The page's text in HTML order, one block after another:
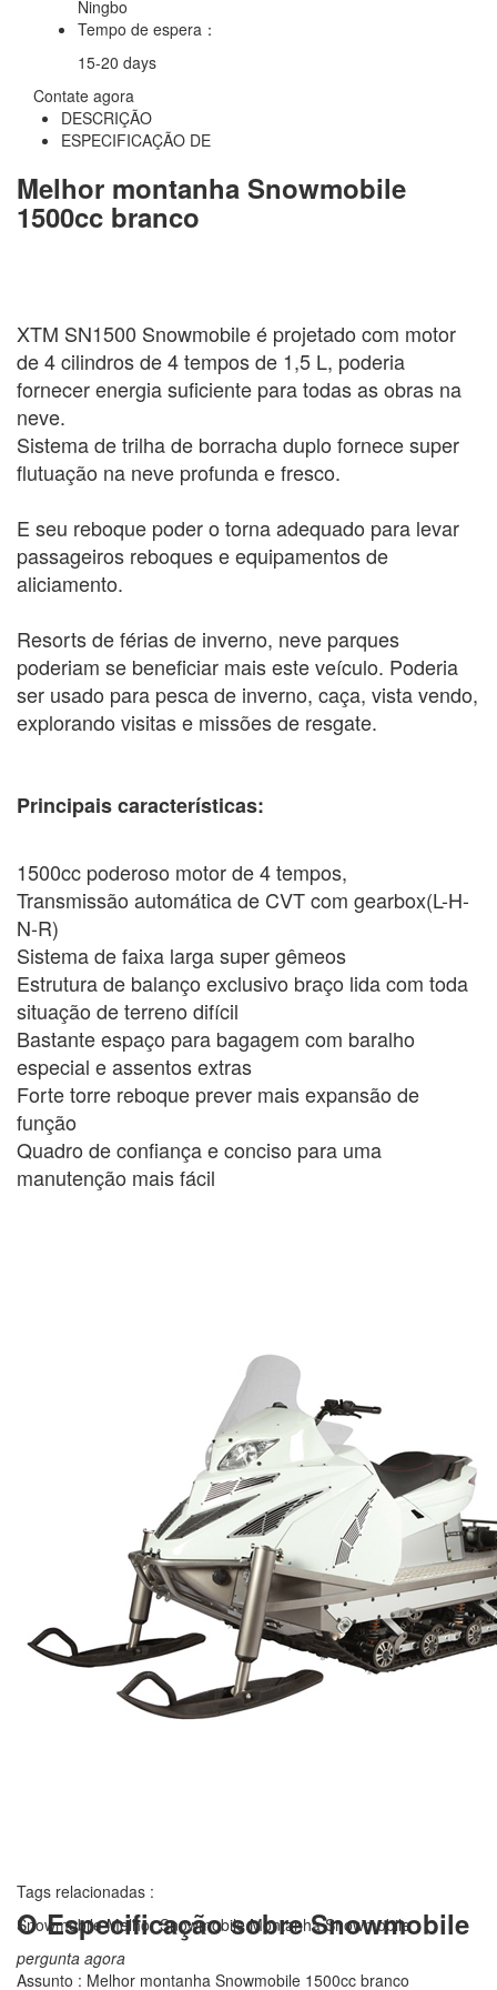
Ningbo
Tempo de espera：
15-20 days
Contate agora
DESCRIÇÃO
ESPECIFICAÇÃO DE
Melhor montanha Snowmobile
1500cc branco
XTM SN1500 Snowmobile é projetado com motor
de 4 cilindros de 4 tempos de 1,5 L, poderia
fornecer energia suficiente para todas as obras na
neve.
Sistema de trilha de borracha duplo fornece super
flutuação na neve profunda e fresco.
E seu reboque poder o torna adequado para levar
passageiros reboques e equipamentos de
aliciamento.
Resorts de férias de inverno, neve parques
poderiam se beneficiar mais este veículo. Poderia
ser usado para pesca de inverno, caça, vista vendo,
explorando visitas e missões de resgate.
Principais características:
1500cc poderoso motor de 4 tempos,
Transmissão automática de CVT com gearbox(L-H-
N-R)
Sistema de faixa larga super gêmeos
Estrutura de balanço exclusivo braço lida com toda
situação de terreno difícil
Bastante espaço para bagagem com baralho
especial e assentos extras
Forte torre reboque prever mais expansão de
função
Quadro de confiança e conciso para uma
manutenção mais fácil
O Especificação sobre Snowmobile
Tags relacionadas :
Snowmobile Melhor Snowmobile Montanha Snowmobile
pergunta agora
Assunto : Melhor montanha Snowmobile 1500cc branco